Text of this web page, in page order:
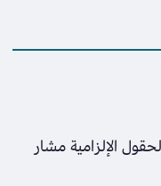
الإلزامية مشار